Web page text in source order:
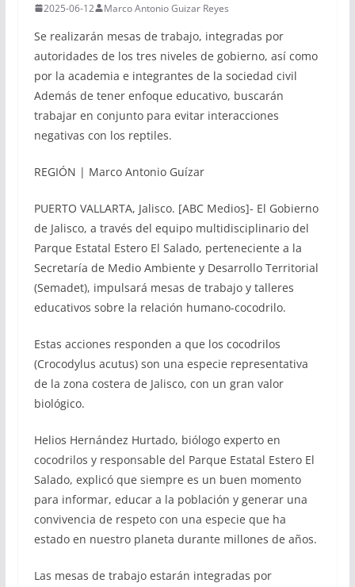
2025-06-12 Marco Antonio Guizar Reyes
Se realizarán mesas de trabajo, integradas por
autoridades de los tres niveles de gobierno, así como
por la academia e integrantes de la sociedad civil
Además de tener enfoque educativo, buscarán
trabajar en conjunto para evitar interacciones
negativas con los reptiles.
REGIÓN | Marco Antonio Guízar
PUERTO VALLARTA, Jalisco. [ABC Medios]- El Gobierno
de Jalisco, a través del equipo multidisciplinario del
Parque Estatal Estero El Salado, perteneciente a la
Secretaría de Medio Ambiente y Desarrollo Territorial
(Semadet), impulsará mesas de trabajo y talleres
educativos sobre la relación humano-cocodrilo.
Estas acciones responden a que los cocodrilos
(Crocodylus acutus) son una especie representativa
de la zona costera de Jalisco, con un gran valor
biológico.
Helios Hernández Hurtado, biólogo experto en
cocodrilos y responsable del Parque Estatal Estero El
Salado, explicó que siempre es un buen momento
para informar, educar a la población y generar una
convivencia de respeto con una especie que ha
estado en nuestro planeta durante millones de años.
Las mesas de trabajo estarán integradas por